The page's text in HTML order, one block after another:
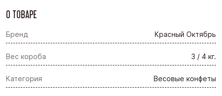
О ТОВАРЕ
Бренд Красный Октябрь
Вес короба 3 / 4 кг.
Категория Весовые конфеты